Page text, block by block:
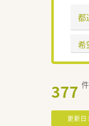
都
希
377
更新日：